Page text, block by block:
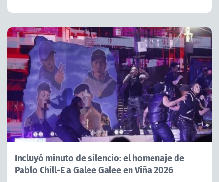
Incluyó minuto de silencio: el homenaje de
Pablo Chill-E a Galee Galee en Viña 2026